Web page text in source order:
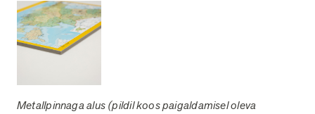
Metallpinnaga alus (pildil koos paigaldamisel oleva